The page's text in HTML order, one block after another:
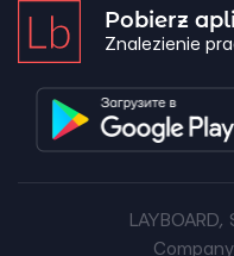
Pobierz
Znalezienie